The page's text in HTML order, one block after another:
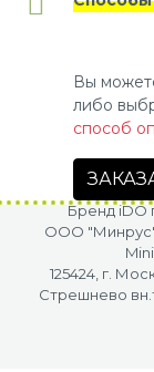
Вы
либо
способ
Бренд iDO
OOO
125424, г.
Стрешнево